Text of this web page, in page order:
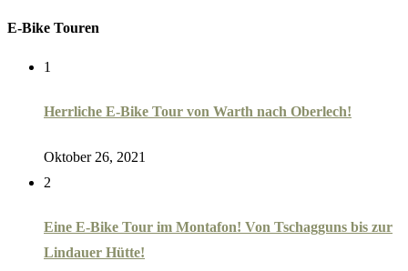
E-Bike Touren
1
Herrliche E-Bike Tour von Warth nach Oberlech!
Oktober 26, 2021
2
Eine E-Bike Tour im Montafon! Von Tschagguns bis zur
Lindauer Hütte!